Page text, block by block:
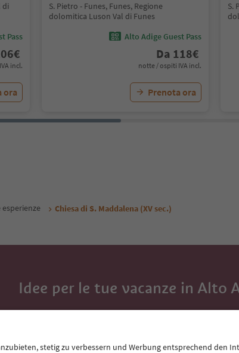
di
Pass
€
incl.
ora
S. Pietro - Funes, Funes, Regione
dolomitica Luson Val di Funes
Alto Adige Guest Pass
Da 118€
notte / ospiti IVA incl.
Prenota ora
S.
Chiesa di S. Maddalena (XV sec.)
Idee per le tue vacanze in Alto
la newsletter dell’Alto Adige ricevi consigli per